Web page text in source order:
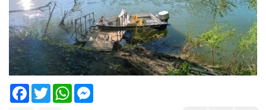
FacebookTwitter WhatsApp